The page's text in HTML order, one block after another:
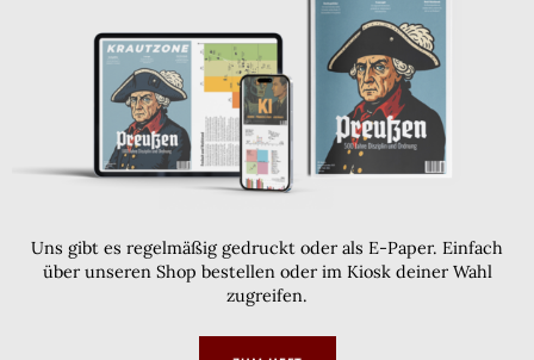
Uns gibt es regelmäßig gedruckt oder als E-Paper. Einfach
über unseren Shop bestellen oder im Kiosk deiner Wahl
zugreifen.